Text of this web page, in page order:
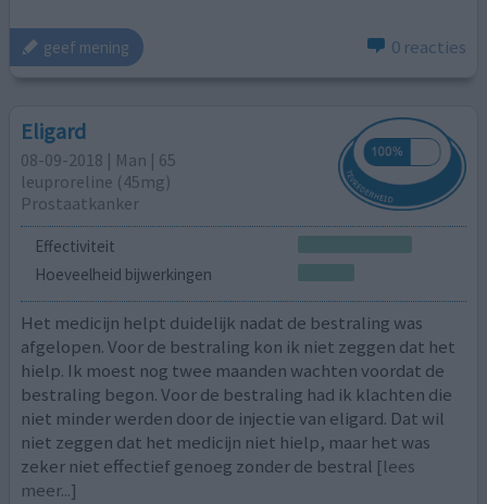
geef mening 0 reacties
Eligard
08-09-2018 | Man | 65
leuproreline (45mg)
Prostaatkanker
Effectiviteit
Hoeveelheid bijwerkingen
Het medicijn helpt duidelijk nadat de bestraling was
afgelopen. Voor de bestraling kon ik niet zeggen dat het
hielp. Ik moest nog twee maanden wachten voordat de
bestraling begon. Voor de bestraling had ik klachten die
niet minder werden door de injectie van eligard. Dat wil
niet zeggen dat het medicijn niet hielp, maar het was
zeker niet effectief genoeg zonder de bestral [lees
meer...]